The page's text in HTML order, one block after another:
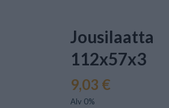
Jousilaatta
112x57x3
9,03 €
Alv 0%